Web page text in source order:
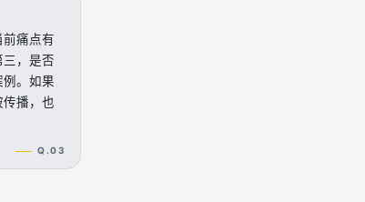
痛点有
，是否
。如果
播，也
Q.03